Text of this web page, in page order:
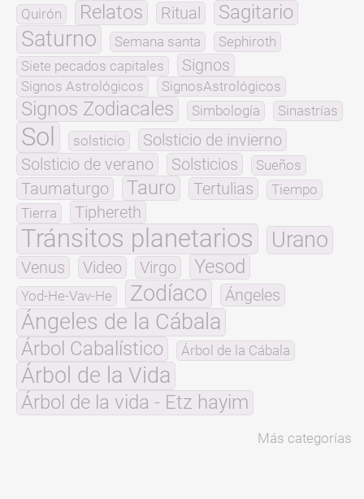
Quirón
Relatos Ritual Sagitario
Saturno Semana santa
Sephiroth
Siete pecados capitales
Signos
Signos Astrológicos SignosAstrológicos
Signos Zodiacales Simbología Sinastrías
Sol solsticio
Solsticio de invierno
Solsticio de verano
Solsticios Sueños
Taumaturgo Tauro Tertulias
Tiempo
Tierra
Tiphereth
Tránsitos planetarios Urano
Venus Video Virgo Yesod
Yod-He-Vav-He Zodíaco Ángeles
Ángeles de la Cábala
Árbol Cabalístico Árbol de la Cábala
Árbol de la Vida
Árbol de la vida - Etz hayim
Más categorías